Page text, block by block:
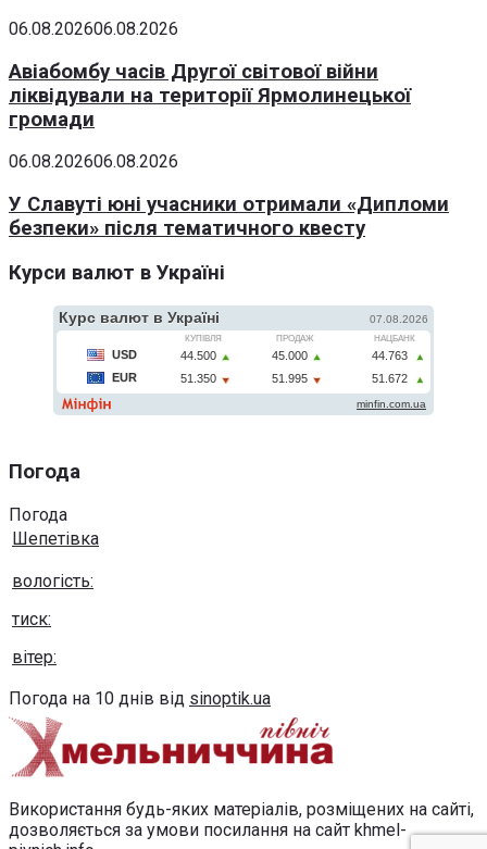
06.08.202606.08.2026
Авіабомбу часів Другої світової війни
ліквідували на території Ярмолинецької
громади
06.08.202606.08.2026
У Славуті юні учасники отримали «Дипломи
безпеки» після тематичного квесту
Курси валют в Україні
Погода
Погода
Шепетівка
вологість:
тиск:
вітер:
Погода на 10 днів від sinoptik.ua
Використання будь-яких матеріалів, розміщених на сайті,
дозволяється за умови посилання на сайт khmel-